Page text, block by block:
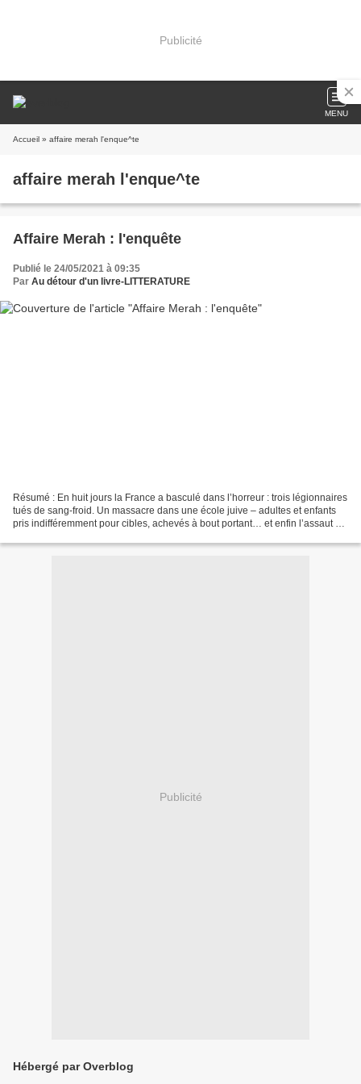
Publicité
MENU
Accueil » affaire merah l'enque^te
affaire merah l'enque^te
Affaire Merah : l'enquête
Publié le 24/05/2021 à 09:35
Par Au détour d'un livre-LITTERATURE
Résumé : En huit jours la France a basculé dans l’horreur : trois légionnaires
tués de sang-froid. Un massacre dans une école juive – adultes et enfants
pris indifféremment pour cibles, achevés à bout portant… et enfin l’assaut du
Publicité
Hébergé par Overblog